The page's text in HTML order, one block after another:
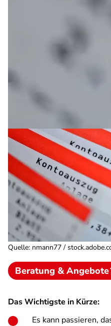
Quelle: nmann77 /
Beratung & Angebote
Das Wichtigste in Kürze:
Es kann passieren,